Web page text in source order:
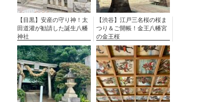
【目黒】安産の守り神！太
田道灌が勧請した誕生八幡
神社
【渋谷】江戸三名桜の桜ま
つり＆ご開帳！金王八幡宮
の金王桜